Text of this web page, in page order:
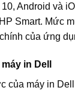
Android và
Smart. Mức
của ứng
in Dell
của máy in